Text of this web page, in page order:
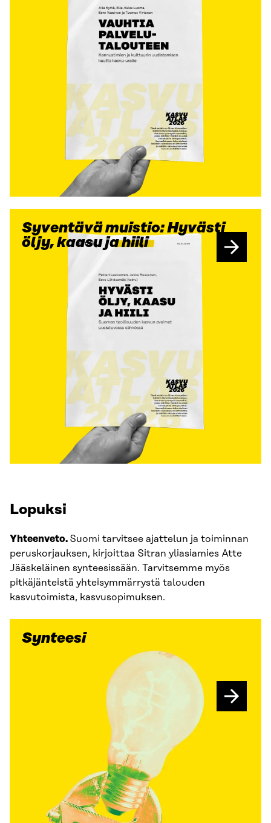
Syventävä muistio: Hyvästi
öljy, kaasu ja hiili
Lopuksi
Yhteenveto. Suomi tarvitsee ajattelun ja toiminnan
peruskorjauksen, kirjoittaa Sitran yliasiamies Atte
Jääskeläinen synteesissään. Tarvitsemme myös
pitkäjänteistä yhteisymmärrystä talouden
kasvutoimista, kasvusopimuksen.
Synteesi